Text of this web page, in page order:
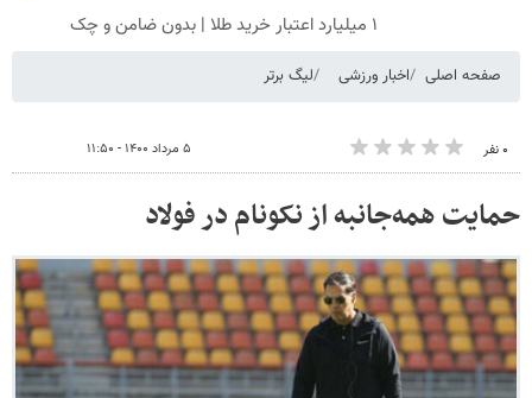
۱ میلیارد اعتبار خرید طلا | بدون ضامن و چک
صفحه اصلی اخبار ورزشی لیگ برتر
۰ نفر ۵ مرداد ۱۴۰۰ - ۱۱:۵۰
حمایت همه‌جانبه از نکونام در فولاد